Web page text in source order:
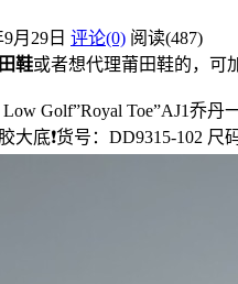
月29日 评论(0) 阅读(487)
鞋或者想代理莆田鞋的，可
Low Golf”Royal Toe”AJ1乔
底❗货号：DD9315-102 尺